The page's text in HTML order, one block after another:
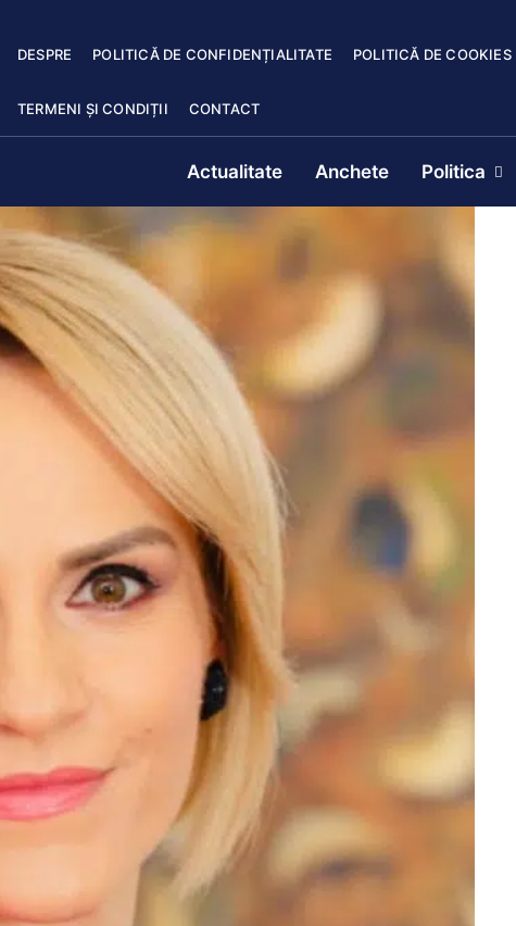
DESPRE POLITICĂ DE CONFIDENȚIALITATE POLITICĂ DE COOKIES
TERMENI ȘI CONDIȚII CONTACT
Actualitate Anchete Politica